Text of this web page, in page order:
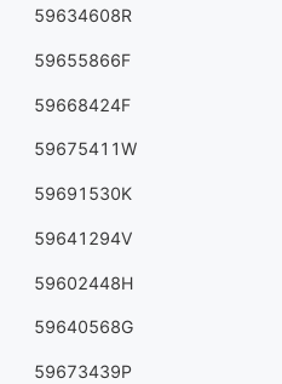
59634608R
59655866F
59668424F
59675411W
59691530K
59641294V
59602448H
59640568G
59673439P